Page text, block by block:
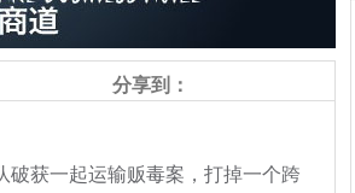
分享到：
获一起运输贩毒案，打掉一个跨